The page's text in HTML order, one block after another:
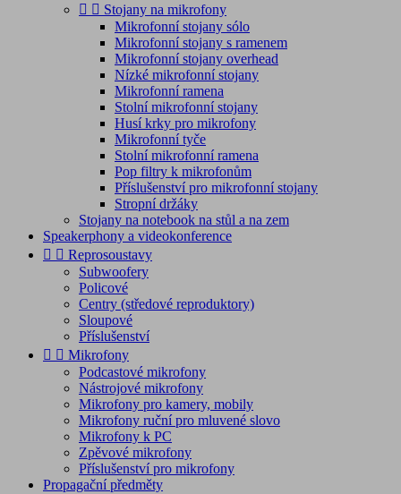
  Stojany na mikrofony
Mikrofonní stojany sólo
Mikrofonní stojany s ramenem
Mikrofonní stojany overhead
Nízké mikrofonní stojany
Mikrofonní ramena
Stolní mikrofonní stojany
Husí krky pro mikrofony
Mikrofonní tyče
Stolní mikrofonní ramena
Pop filtry k mikrofonům
Příslušenství pro mikrofonní stojany
Stropní držáky
Stojany na notebook na stůl a na zem
Speakerphony a videokonference
  Reprosoustavy
Subwoofery
Policové
Centry (středové reproduktory)
Sloupové
Příslušenství
  Mikrofony
Podcastové mikrofony
Nástrojové mikrofony
Mikrofony pro kamery, mobily
Mikrofony ruční pro mluvené slovo
Mikrofony k PC
Zpěvové mikrofony
Příslušenství pro mikrofony
Propagační předměty